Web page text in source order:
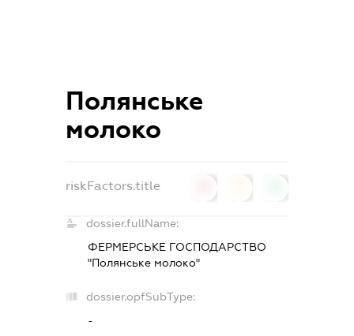
Полянське
молоко
riskFactors.title
dossier.fullName:
ФЕРМЕРСЬКЕ ГОСПОДАРСТВО
"Полянське молоко"
dossier.opfSubType:
-